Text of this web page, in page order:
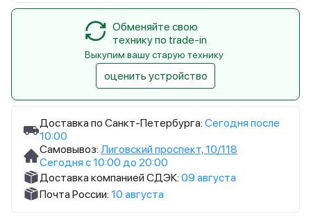
Доставка по Санкт-Петербурга: Сегодня после
10:00
Самовывоз: Лиговский проспект, 10/118
Сегодня с 10:00 до 20:00
Доставка компанией СДЭК: 09 августа
Почта России: 10 августа
Обменяйте свою
технику по trade-in
Выкупим вашу старую технику
оценить устройство